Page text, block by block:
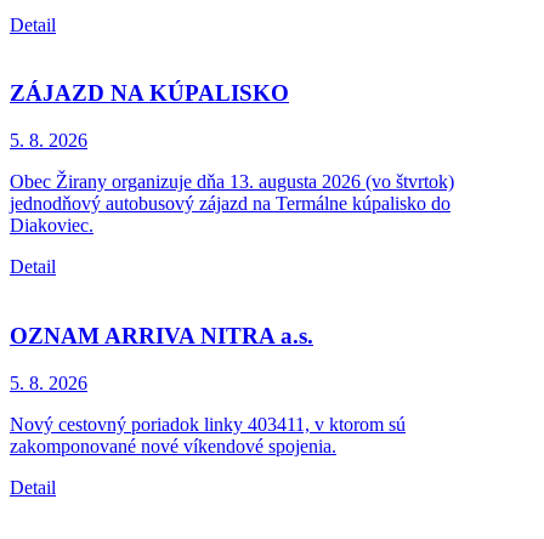
Detail
ZÁJAZD NA KÚPALISKO
5. 8. 2026
Obec Žirany organizuje dňa 13. augusta 2026 (vo štvrtok)
jednodňový autobusový zájazd na Termálne kúpalisko do
Diakoviec.
Detail
OZNAM ARRIVA NITRA a.s.
5. 8. 2026
Nový cestovný poriadok linky 403411, v ktorom sú
zakomponované nové víkendové spojenia.
Detail